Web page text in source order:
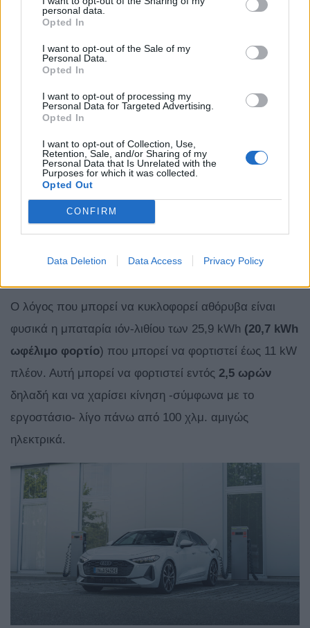
personal data.
Opted In
I want to opt-out of the Sale of my
Personal Data.
Opted In
I want to opt-out of processing my
Personal Data for Targeted Advertising.
Opted In
I want to opt-out of Collection, Use,
Retention, Sale, and/or Sharing of my
Personal Data that Is Unrelated with the
Purposes for which it was collected.
Opted Out
CONFIRM
Data Deletion Data Access Privacy Policy
περάσει ακαριαία στην άσφαλτο και οι 20άρες(στην
περίπτωσή μας) τροχοί να βρουν άμεσα πρόσφυση.
Οι επιδόσεις θυμίζουν καθαρόαιμο σπορ μοντέλο,
κάνοντάς σε να αναρωτιέσαι αν όντως χρειάζεσαι το
“μεγάλο”S5.
Ο λόγος που μπορεί να κυκλοφορεί αθόρυβα είναι
φυσικά η μπαταρία ιόν-λιθίου των 25,9 kWh (20,7 kWh
ωφέλιμο φορτίο) που μπορεί να φορτιστεί έως 11 kW
πλέον. Αυτή μπορεί να φορτιστεί εντός 2,5 ωρών
δηλαδή και να χαρίσει κίνηση -σύμφωνα με το
εργοστάσιο- λίγο πάνω από 100 χλμ. αμιγώς
ηλεκτρικά.